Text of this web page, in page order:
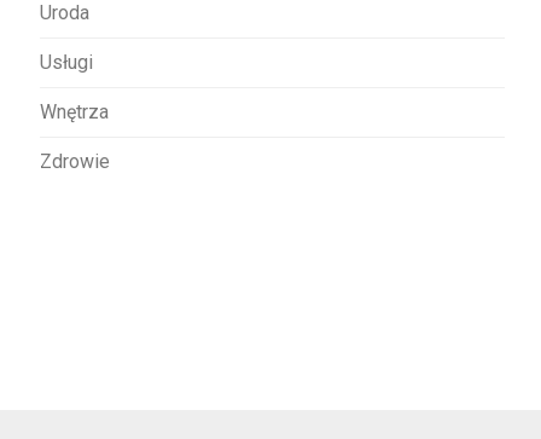
Uroda
Usługi
Wnętrza
Zdrowie